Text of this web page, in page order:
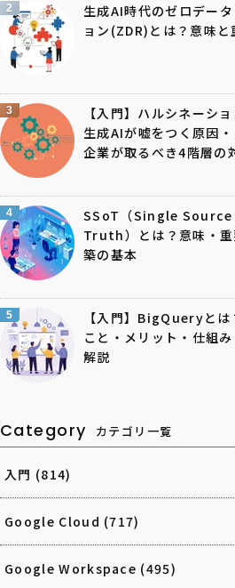
2
生成AI時代のゼロデー
ョン(ZDR)とは？意味と
3
【入門】ハルシネーシ
生成AIが嘘をつく原因・
企業が取るべき4階層の
4
SSoT（Single
Truth）とは？意味・重
築の基本
5
【入門】BigQueryとは
こと・メリット・仕組
解説
Category カテゴリ一覧
入門 (814)
Google Cloud (717)
Google Workspace (495)